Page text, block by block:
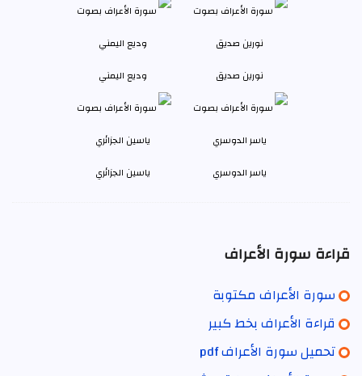
نورين صديق وديع اليمني
ياسر الدوسري ياسين الجزائري
قراءة سورة الأعراف
سورة الأعراف مكتوبة
قراءة الأعراف بخط كبير
تحميل سورة الأعراف pdf